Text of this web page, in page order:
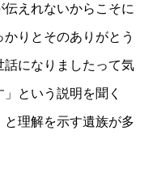
伝えれないからこそに
りとそのありがとう
話になりましたって気
という説明を聞く
理解を示す遺族が多